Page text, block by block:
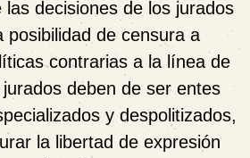
las decisiones de los jurados
posibilidad de censura a
contrarias a la línea de
deben de ser entes
y despolitizados,
la libertad de expresión